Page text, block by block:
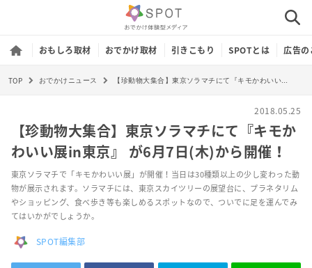
おもしろ取材 おでかけ取材 引きこもり SPOTとは 広告
TOP おでかけニュース
2018.05.25
【珍動物大集合】東京ソラマチにて『キモか
わいい展in東京』 が6月7日(木)から開催！
東京ソラマチで「キモかわいい展」が開催！当日は30種類以上の少し変わった動
物が展示されます。ソラマチには、東京スカイツリーの展望台に、プラネタリム
やショッピング、食べ歩き等も楽しめるスポットなので、ついでに足を運んでみ
てはいかがでしょうか。
SPOT編集部